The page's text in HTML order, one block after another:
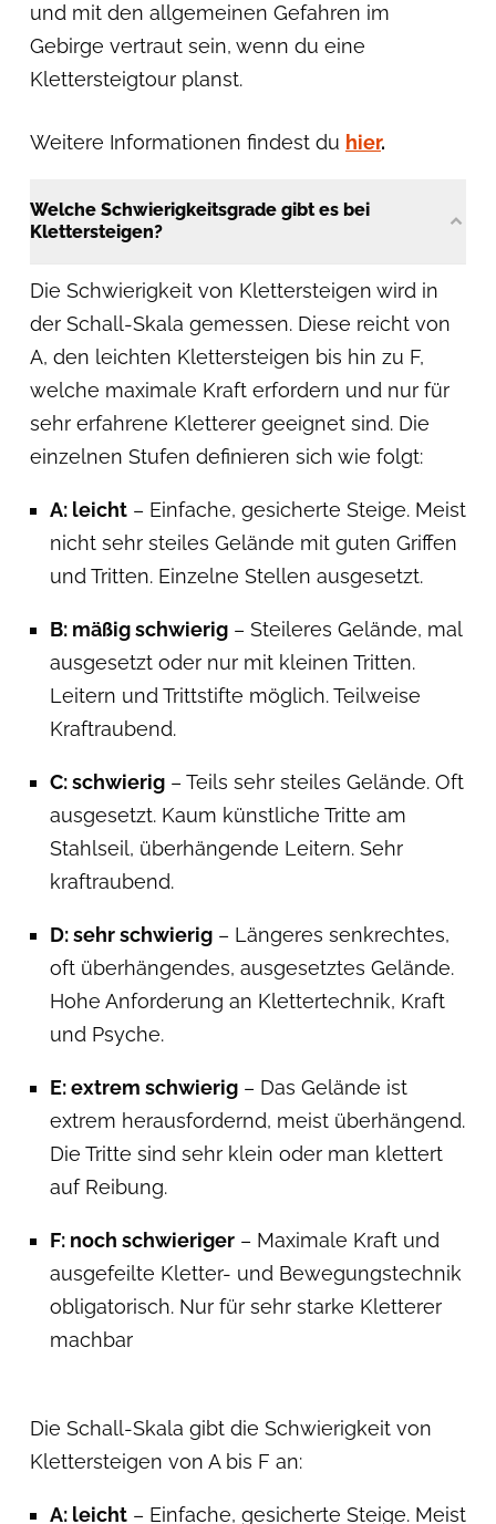
und mit den allgemeinen Gefahren im
Gebirge vertraut sein, wenn du eine
Klettersteigtour planst.
Weitere Informationen findest du hier.
Welche Schwierigkeitsgrade gibt es bei
Klettersteigen?
Die Schwierigkeit von Klettersteigen wird in
der Schall-Skala gemessen. Diese reicht von
A, den leichten Klettersteigen bis hin zu F,
welche maximale Kraft erfordern und nur für
sehr erfahrene Kletterer geeignet sind. Die
einzelnen Stufen definieren sich wie folgt:
A: leicht – Einfache, gesicherte Steige. Meist
nicht sehr steiles Gelände mit guten Griffen
und Tritten. Einzelne Stellen ausgesetzt.
B: mäßig schwierig – Steileres Gelände, mal
ausgesetzt oder nur mit kleinen Tritten.
Leitern und Trittstifte möglich. Teilweise
Kraftraubend.
C: schwierig – Teils sehr steiles Gelände. Oft
ausgesetzt. Kaum künstliche Tritte am
Stahlseil, überhängende Leitern. Sehr
kraftraubend.
D: sehr schwierig – Längeres senkrechtes,
oft überhängendes, ausgesetztes Gelände.
Hohe Anforderung an Klettertechnik, Kraft
und Psyche.
E: extrem schwierig – Das Gelände ist
extrem herausfordernd, meist überhängend.
Die Tritte sind sehr klein oder man klettert
auf Reibung.
F: noch schwieriger – Maximale Kraft und
ausgefeilte Kletter- und Bewegungstechnik
obligatorisch. Nur für sehr starke Kletterer
machbar
Die Schall-Skala gibt die Schwierigkeit von
Klettersteigen von A bis F an:
A: leicht – Einfache, gesicherte Steige. Meist